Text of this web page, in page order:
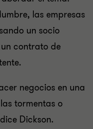
las empresas
un socio
contrato de
negocios en una
tormentas o
Dickson.